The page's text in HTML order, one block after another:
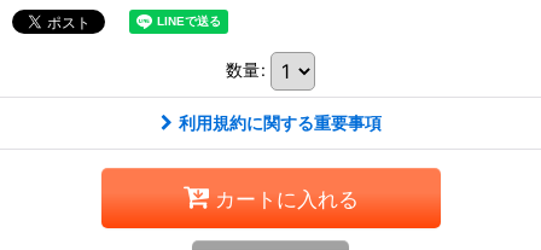
数量:
利用規約に関する重要事項
カートに入れる